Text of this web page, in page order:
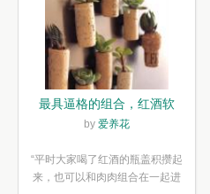
最具逼格的组合，红酒软
木塞diy多肉植物盆栽
by 爱养花
“平时大家喝了红酒的瓶盖积攒起
来，也可以和肉肉组合在一起进